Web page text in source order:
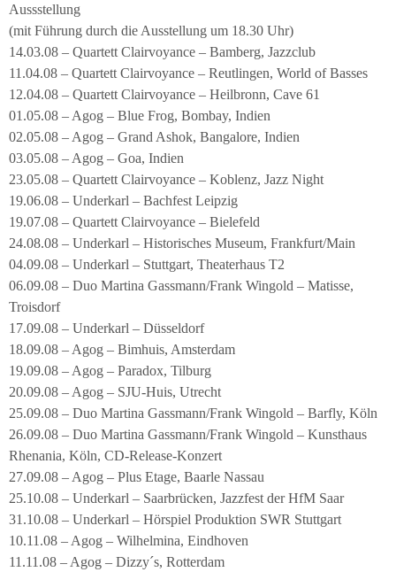
Aussstellung
(mit Führung durch die Ausstellung um 18.30 Uhr)
14.03.08 – Quartett Clairvoyance – Bamberg, Jazzclub
11.04.08 – Quartett Clairvoyance – Reutlingen, World of Basses
12.04.08 – Quartett Clairvoyance – Heilbronn, Cave 61
01.05.08 – Agog – Blue Frog, Bombay, Indien
02.05.08 – Agog – Grand Ashok, Bangalore, Indien
03.05.08 – Agog – Goa, Indien
23.05.08 – Quartett Clairvoyance – Koblenz, Jazz Night
19.06.08 – Underkarl – Bachfest Leipzig
19.07.08 – Quartett Clairvoyance – Bielefeld
24.08.08 – Underkarl – Historisches Museum, Frankfurt/Main
04.09.08 – Underkarl – Stuttgart, Theaterhaus T2
06.09.08 – Duo Martina Gassmann/Frank Wingold – Matisse,
Troisdorf
17.09.08 – Underkarl – Düsseldorf
18.09.08 – Agog – Bimhuis, Amsterdam
19.09.08 – Agog – Paradox, Tilburg
20.09.08 – Agog – SJU-Huis, Utrecht
25.09.08 – Duo Martina Gassmann/Frank Wingold – Barfly, Köln
26.09.08 – Duo Martina Gassmann/Frank Wingold – Kunsthaus
Rhenania, Köln, CD-Release-Konzert
27.09.08 – Agog – Plus Etage, Baarle Nassau
25.10.08 – Underkarl – Saarbrücken, Jazzfest der HfM Saar
31.10.08 – Underkarl – Hörspiel Produktion SWR Stuttgart
10.11.08 – Agog – Wilhelmina, Eindhoven
11.11.08 – Agog – Dizzy´s, Rotterdam